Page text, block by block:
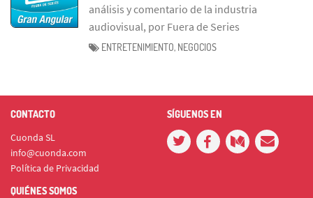
análisis y comentario de la industria
audiovisual, por Fuera de Series
ENTRETENIMIENTO, NEGOCIOS
CONTACTO
Cuonda SL
info@cuonda.com
Política de Privacidad
SÍGUENOS EN
QUIÉNES SOMOS